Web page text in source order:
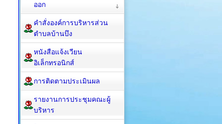
ออก
คำสั่งองค์การบริหารส่วน
ตำบลบ้านบึง
หนังสือแจ้งเวียน
อิเล็กทรอนิกส์
การติดตามประเมินผล
รายงานการประชุมคณะผู้
บริหาร